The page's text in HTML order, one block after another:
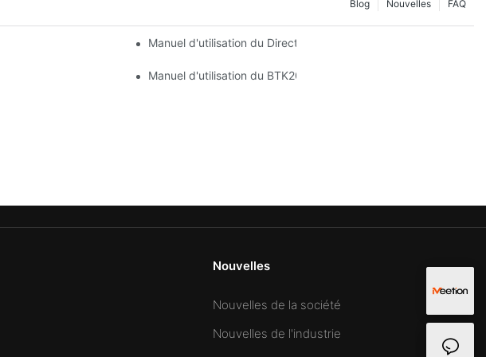
FAQ
Nouvelles
Blog
Manuel d'utilisation du DirectorQ Combo
Manuel d'utilisation du BTK2000
Nouvelles
Nouvelles de la société
Nouvelles de l'industrie